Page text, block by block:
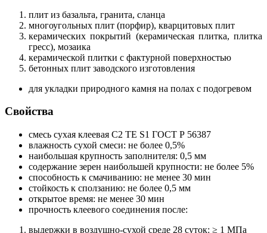
плит из базальта, гранита, сланца
многоугольных плит (порфир), кварцитовых плит
керамических покрытий (керамическая плитка, плитка
гресс), мозаика
керамической плитки с фактурной поверхностью
бетонных плит заводского изготовления
для укладки природного камня на полах с подогревом
Свойства
смесь сухая клеевая С2 ТЕ S1 ГОСТ Р 56387
влажность сухой смеси: не более 0,5%
наибольшая крупность заполнителя: 0,5 мм
содержание зерен наибольшей крупности: не более 5%
способность к смачиванию: не менее 30 мин
стойкость к сползанию: не более 0,5 мм
открытое время: не менее 30 мин
прочность клеевого соединения после:
выдержки в воздушно-сухой среде 28 суток: ≥ 1 МПа